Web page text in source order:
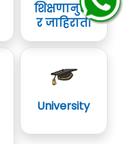
शिक्षणानुसा
र जाहिराती
University